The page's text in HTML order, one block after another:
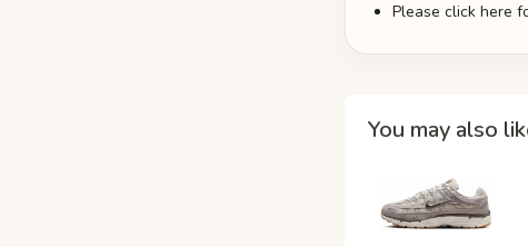
Please click here
You may also